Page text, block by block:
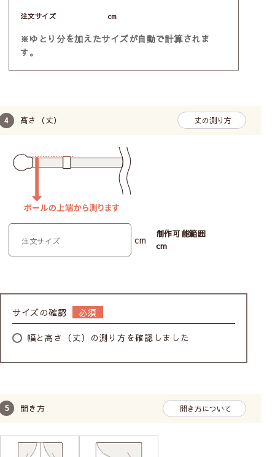
注文サイズ cm
※ゆとり分を加えたサイズが自動で計算されま
す。
高さ（丈） 丈の測り方
cm
制作可能範囲
cm
サイズの確認
幅と高さ（丈）の測り方を確認しました
開き方 開き方について